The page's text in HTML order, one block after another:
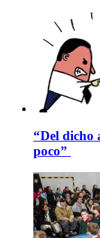
“Del dicho
poco”